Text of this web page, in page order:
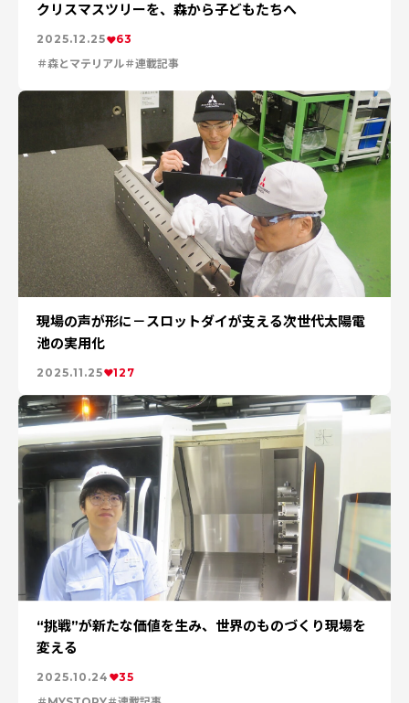
クリスマスツリーを、森から子どもたちへ
2025.12.25
63
森とマテリアル
連載記事
現場の声が形に－スロットダイが支える次世代太陽電
池の実用化
2025.11.25 127
“挑戦”が新たな価値を生み、世界のものづくり現場を
変える
2025.10.24
35